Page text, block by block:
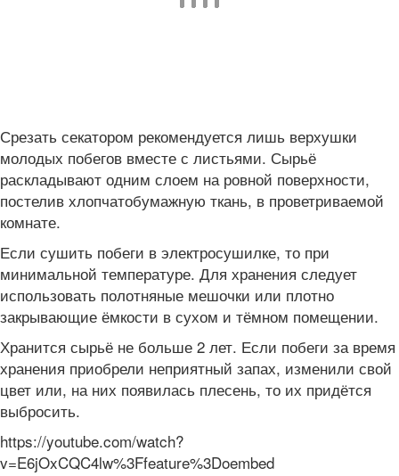
Срезать секатором рекомендуется лишь верхушки
молодых побегов вместе с листьями. Сырьё
раскладывают одним слоем на ровной поверхности,
постелив хлопчатобумажную ткань, в проветриваемой
комнате.
Если сушить побеги в электросушилке, то при
минимальной температуре. Для хранения следует
использовать полотняные мешочки или плотно
закрывающие ёмкости в сухом и тёмном помещении.
Хранится сырьё не больше 2 лет. Если побеги за время
хранения приобрели неприятный запах, изменили свой
цвет или, на них появилась плесень, то их придётся
выбросить.
https://youtube.com/watch?
v=E6jOxCQC4lw%3Ffeature%3Doembed